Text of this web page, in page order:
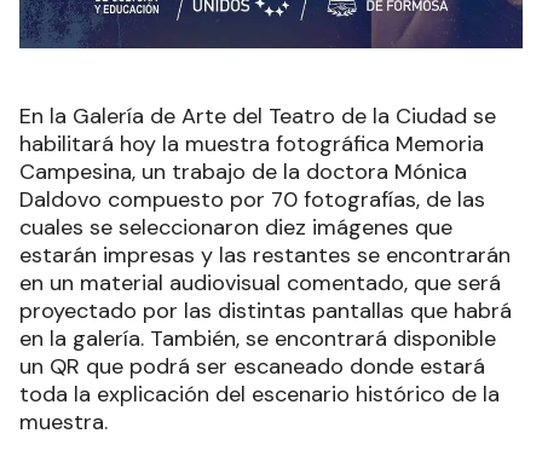
En la Galería de Arte del Teatro de la Ciudad se
habilitará hoy la muestra fotográfica Memoria
Campesina, un trabajo de la doctora Mónica
Daldovo compuesto por 70 fotografías, de las
cuales se seleccionaron diez imágenes que
estarán impresas y las restantes se encontrarán
en un material audiovisual comentado, que será
proyectado por las distintas pantallas que habrá
en la galería. También, se encontrará disponible
un QR que podrá ser escaneado donde estará
toda la explicación del escenario histórico de la
muestra.